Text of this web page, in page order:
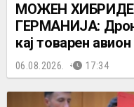
МОЖЕН
ГЕРМАНИЈА: Дрон
кај товарен
06.08.2026. 17:34